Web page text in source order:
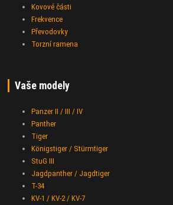
Kovové části
Frekvence
Převodovky
Torzní ramena
Vaše modely
Panzer II / III / IV
Panther
Tiger
Königstiger / Stürmtiger
StuG III
Jagdpanther / Jagdtiger
T-34
KV-1 / KV-2 / KV-7